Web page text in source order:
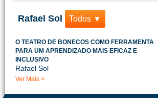
Rafael Sol Todos ▼
O TEATRO DE BONECOS COMO FERRAMENTA
PARA UM APRENDIZADO MAIS EFICAZ E
INCLUSIVO
Rafael Sol
Ver Mais >